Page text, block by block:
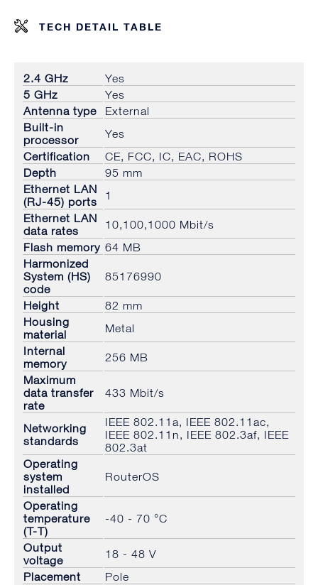
TECH DETAIL TABLE
2.4 GHz
Yes
5 GHz
Yes
Antenna type
External
Built-in
processor
Yes
Certification
CE, FCC, IC, EAC, ROHS
Depth
95 mm
Ethernet LAN
(RJ-45) ports
1
Ethernet LAN
data rates
10,100,1000 Mbit/s
Flash memory 64 MB
Harmonized
System (HS)
code
85176990
Height
82 mm
Housing
material
Metal
Internal
memory
256 MB
Maximum
data transfer
rate
433 Mbit/s
Networking
standards
IEEE 802.11a, IEEE 802.11ac,
IEEE 802.11n, IEEE 802.3af, IEEE
802.3at
Operating
system
installed
RouterOS
Operating
temperature
(T-T)
-40 - 70 °C
Output
voltage
18 - 48 V
Placement
Pole